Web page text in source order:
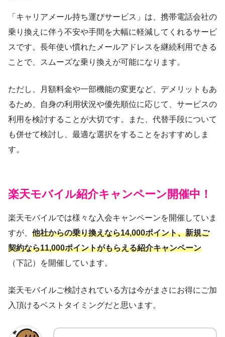
「キャリアメール持ち運びサービス」は、携帯電話会社の
乗り換えに伴う不安や手間を大幅に軽減してくれるサービ
スです。長年使い慣れたメールアドレスを継続利用できる
ことで、スムーズな乗り換えが可能になります。
ただし、月額料金や一部機能の変更など、デメリットもあ
るため、自身の利用状況や優先順位に応じて、サービスの
利用を検討することが大切です。また、代替手段について
も併せて検討し、最適な選択をすることをおすすめしま
す。
楽天モバイル紹介キャンペーン開催中！
楽天モバイルでは様々な入会キャンペーンを開催していま
すが、 他社からの乗り換えなら14,000ポイント、新規ご
契約なら11,000ポイントがもらえる紹介キャンペーン
（下記）を開催しています。
楽天モバイルご検討されている方は今がまさにお得にご加
入頂けるベストタイミングだと思います。